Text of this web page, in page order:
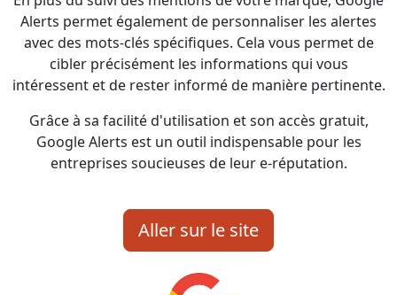
Alerts permet également de personnaliser les alertes
avec des mots-clés spécifiques. Cela vous permet de
cibler précisément les informations qui vous
intéressent et de rester informé de manière pertinente.
Grâce à sa facilité d'utilisation et son accès gratuit,
Google Alerts est un outil indispensable pour les
entreprises soucieuses de leur e-réputation.
Aller sur le site